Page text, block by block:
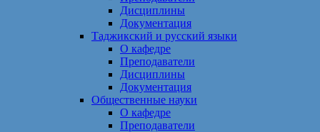
Дисциплины
Документация
Таджикский и русский языки
О кафедре
Преподаватели
Дисциплины
Документация
Общественные науки
О кафедре
Преподаватели